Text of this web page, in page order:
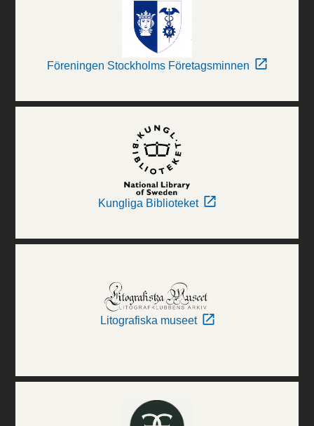
Föreningen Stockholms Företagsminnen
Kungliga Biblioteket
Litografiska museet